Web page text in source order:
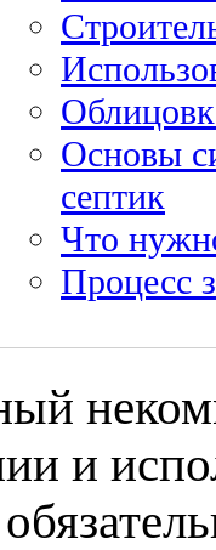
Основы
септик
Что
Процесс
и